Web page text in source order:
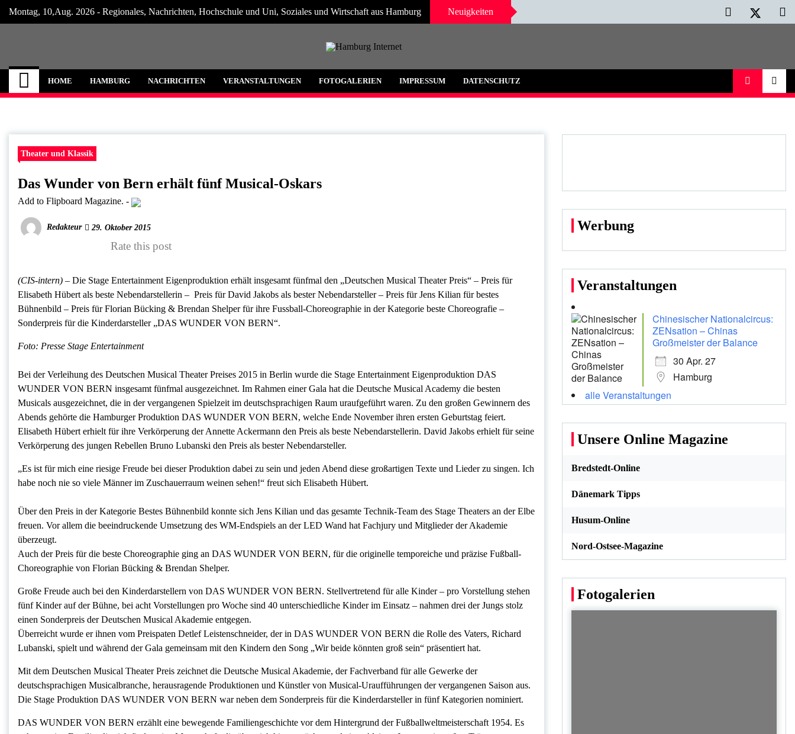
Skip
Montag, 10,Aug. 2026 - Regionales, Nachrichten, Hochschule und Uni, Soziales und Wirtschaft aus Hamburg Neuigkeiten
Hamburg Internet
Neuigkeiten und Nachrichten aus Hamburg und Umgebung
HOME HAMBURG NACHRICHTEN VERANSTALTUNGEN FOTOGALERIEN IMPRESSUM DATENSCHUTZ
Theater und Klassik
Das Wunder von Bern erhält fünf Musical-Oskars
Add to Flipboard Magazine. -
Redakteur 29. Oktober 2015
Rate this post
(CIS-intern) – Die Stage Entertainment Eigenproduktion erhält insgesamt fünfmal den „Deutschen Musical Theater Preis“ – Preis für
Elisabeth Hübert als beste Nebendarstellerin – Preis für David Jakobs als bester Nebendarsteller – Preis für Jens Kilian für bestes
Bühnenbild – Preis für Florian Bücking & Brendan Shelper für ihre Fussball-Choreographie in der Kategorie beste Choreografie –
Sonderpreis für die Kinderdarsteller „DAS WUNDER VON BERN“.
Foto: Presse Stage Entertainment
Bei der Verleihung des Deutschen Musical Theater Preises 2015 in Berlin wurde die Stage Entertainment Eigenproduktion DAS
WUNDER VON BERN insgesamt fünfmal ausgezeichnet. Im Rahmen einer Gala hat die Deutsche Musical Academy die besten
Musicals ausgezeichnet, die in der vergangenen Spielzeit im deutschsprachigen Raum uraufgeführt waren. Zu den großen Gewinnern des
Abends gehörte die Hamburger Produktion DAS WUNDER VON BERN, welche Ende November ihren ersten Geburtstag feiert.
Elisabeth Hübert erhielt für ihre Verkörperung der Annette Ackermann den Preis als beste Nebendarstellerin. David Jakobs erhielt für seine
Verkörperung des jungen Rebellen Bruno Lubanski den Preis als bester Nebendarsteller.
„Es ist für mich eine riesige Freude bei dieser Produktion dabei zu sein und jeden Abend diese großartigen Texte und Lieder zu singen. Ich
habe noch nie so viele Männer im Zuschauerraum weinen sehen!“ freut sich Elisabeth Hübert.
Über den Preis in der Kategorie Bestes Bühnenbild konnte sich Jens Kilian und das gesamte Technik-Team des Stage Theaters an der Elbe
freuen. Vor allem die beeindruckende Umsetzung des WM-Endspiels an der LED Wand hat Fachjury und Mitglieder der Akademie
überzeugt.
Auch der Preis für die beste Choreographie ging an DAS WUNDER VON BERN, für die originelle temporeiche und präzise Fußball-
Choreographie von Florian Bücking & Brendan Shelper.
Große Freude auch bei den Kinderdarstellern von DAS WUNDER VON BERN. Stellvertretend für alle Kinder – pro Vorstellung stehen
fünf Kinder auf der Bühne, bei acht Vorstellungen pro Woche sind 40 unterschiedliche Kinder im Einsatz – nahmen drei der Jungs stolz
einen Sonderpreis der Deutschen Musical Akademie entgegen.
Überreicht wurde er ihnen vom Preispaten Detlef Leistenschneider, der in DAS WUNDER VON BERN die Rolle des Vaters, Richard
Lubanski, spielt und während der Gala gemeinsam mit den Kindern den Song „Wir beide könnten groß sein“ präsentiert hat.
Mit dem Deutschen Musical Theater Preis zeichnet die Deutsche Musical Akademie, der Fachverband für alle Gewerke der
deutschsprachigen Musicalbranche, herausragende Produktionen und Künstler von Musical-Uraufführungen der vergangenen Saison aus.
Die Stage Produktion DAS WUNDER VON BERN war neben dem Sonderpreis für die Kinderdarsteller in fünf Kategorien nominiert.
DAS WUNDER VON BERN erzählt eine bewegende Familiengeschichte vor dem Hintergrund der Fußballweltmeisterschaft 1954. Es
Werbung
Veranstaltungen
Chinesischer Nationalcircus:
ZENsation – Chinas
Großmeister der Balance
30 Apr. 27
Hamburg
alle Veranstaltungen
Unsere Online Magazine
Bredstedt-Online
Dänemark Tipps
Husum-Online
Nord-Ostsee-Magazine
Fotogalerien